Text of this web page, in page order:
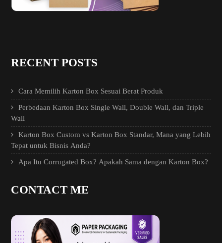
RECENT POSTS
Cara Memilih Karton Box Sesuai Berat Produk
Perbedaan Karton Box Single Wall, Double Wall, dan Triple
Wall
Karton Box Custom vs Karton Box Standar, Mana yang Lebih
Tepat untuk Bisnis Anda?
Apa Itu Corrugated Box? Apakah Sama dengan Karton Box?
CONTACT ME